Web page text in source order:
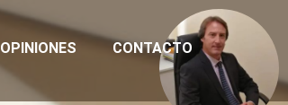
OPINIONES CONTACTO